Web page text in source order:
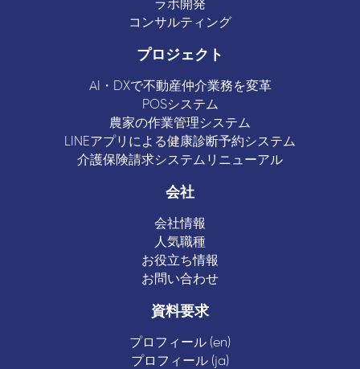
ラボ開発
コンサルティング
プロジェクト
AI・DXで不動産仲介業務を変革
POSシステム
農家の作業管理システム
LINEアプリによる健康診断予約システム
介護保険請求システムリニューアル
会社
会社情報
人気職種
お役立ち情報
お問い合わせ
資料要求
プロフィール (en)
プロフィール (ja)